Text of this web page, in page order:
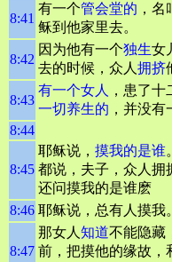
8:41
有一个管会堂的 ，
稣到他家里去。
8:42
因为他有一个独生女
去的时候，众人 拥挤
8:43
有一个女人 ，患了十
一切养生的 ，并没有
8:44
8:45
耶稣说， 摸我的是谁
都说，夫子，众人拥
还问摸我的是谁麽
8:46 耶稣说，总有人摸我
8:47
那女人 知道不能隐藏
前，把摸他的缘故，